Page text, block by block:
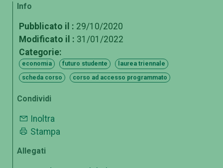
Info
Pubblicato il : 29/10/2020
Modificato il : 31/01/2022
Categorie:
economia futuro studente
laurea triennale
scheda corso
corso ad accesso programmato
Condividi
Inoltra
Stampa
Allegati